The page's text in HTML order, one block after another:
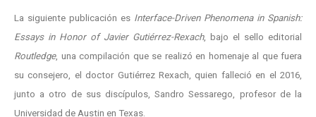
La siguiente publicación es Interface-Driven Phenomena in Spanish:
Essays in Honor of Javier Gutiérrez-Rexach, bajo el sello editorial
Routledge, una compilación que se realizó en homenaje al que fuera
su consejero, el doctor Gutiérrez Rexach, quien falleció en el 2016,
junto a otro de sus discípulos, Sandro Sessarego, profesor de la
Universidad de Austin en Texas.